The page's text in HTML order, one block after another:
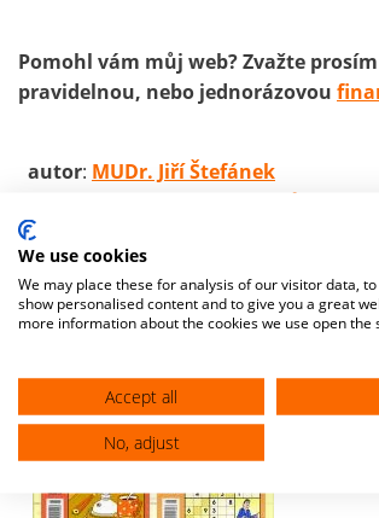
Pomohl vám můj web? Zvažte
pravidelnou, nebo jednorázovou
autor: MUDr. Jiří Štefánek
základní zdroje textů
We use cookies
We may place these for analysis of our visitor data,
show personalised content and to give you a great
more information about the cookies we use open the
Accept all
No, adjust